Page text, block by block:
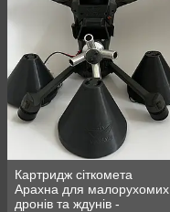
Картридж сіткомета
Арахна для малорухомих
дронів та ждунів -